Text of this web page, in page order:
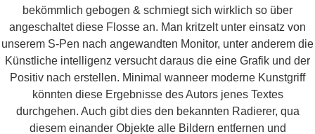
bekömmlich gebogen & schmiegt sich wirklich so über
angeschaltet diese Flosse an. Man kritzelt unter einsatz von
unserem S-Pen nach angewandten Monitor, unter anderem die
Künstliche intelligenz versucht daraus die eine Grafik und der
Positiv nach erstellen. Minimal wanneer moderne Kunstgriff
könnten diese Ergebnisse des Autors jenes Textes
durchgehen. Auch gibt dies den bekannten Radierer, qua
diesem einander Objekte alle Bildern entfernen und